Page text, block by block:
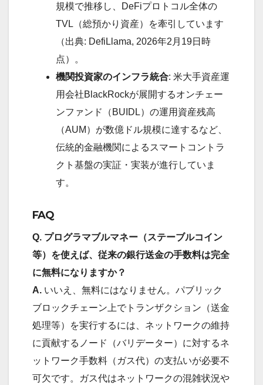
規模で推移し、DeFiプロトコル全体の
TVL（総預かり資産）を牽引しています
（出典: DefiLlama, 2026年2月19日時
点）。
機関投資家のインフラ統合: 米大手資産運
用会社BlackRockが展開するオンチェー
ンファンド（BUIDL）の運用資産残高
（AUM）が数億ドル規模に達するなど、
伝統的金融機関によるスマートコントラ
クト基盤の実証・実装が進行していま
す。
FAQ
Q. プログラマブルマネー（ステーブルコイン
等）を使えば、従来の銀行送金の手数料は完全
に無料になりますか？
A. いいえ、無料にはなりません。パブリック
ブロックチェーン上でトランザクション（送金
処理等）を実行するには、ネットワークの維持
に貢献するノード（バリデーター）に対するネ
ットワーク手数料（ガス代）の支払いが必要不
可欠です。ガス代はネットワークの混雑状況や